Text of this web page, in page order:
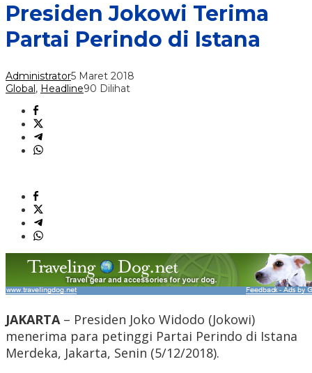
Presiden Jokowi Terima
Partai Perindo di Istana
Administrator5 Maret 2018
Global, Headline90 Dilihat
JAKARTA – Presiden Joko Widodo (Jokowi)
menerima para petinggi Partai Perindo di Istana
Merdeka, Jakarta, Senin (5/12/2018).